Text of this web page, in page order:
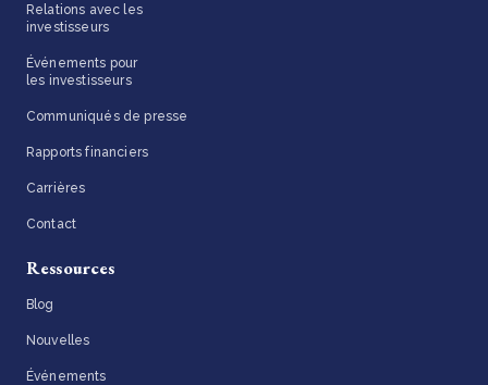
Relations avec les
investisseurs
Événements pour
les investisseurs
Communiqués de presse
Rapports financiers
Carrières
Contact
Ressources
Blog
Nouvelles
Événements